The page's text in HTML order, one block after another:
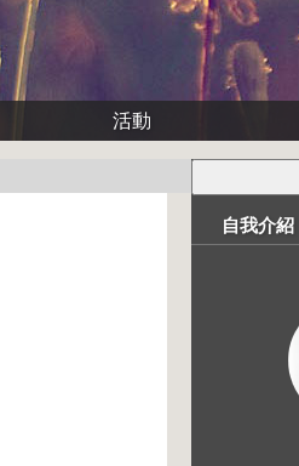
活動
自我介紹